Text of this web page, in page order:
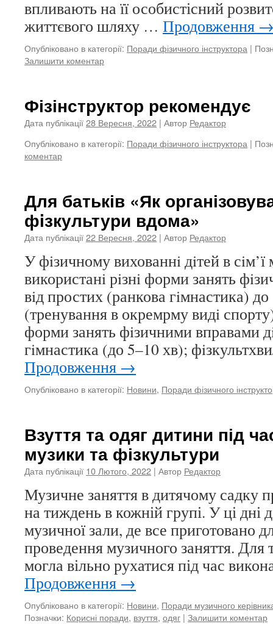
впливають на її особистісний
життєвого шляху … Продовження
Опубліковано в категорії: Поради фізичного інструктора |
Залишити коментар
Фізінструктор рекомендує
Дата публікації28 Вересня, 2022 | Автор Редактор
Опубліковано в категорії: Поради фізичного інструктора |
коментар
Для батьків «Як
фiзкультури вдома»
Дата публікації22 Вересня, 2022 | Автор Редактор
У фiзичному вихованнi дiтей в сiм’ї
використанi рiзнi форми занять
вiд простих (ранкова гiмнастика)
(тренування в окремрму видi
форми занять фiзичними вправами
гiмнастика (до 5–10 хв);
Продовження →
Опубліковано в категорії: Новини, Поради фізичного
Взуття та одяг дитини під
музики та фізкультури
Дата публікації 10 Лютого, 2022 | Автор Редактор
Музичне заняття в дитячому садку
на тиждень в кожній групі. У ці дні
музичної зали, де все приготовано
проведення музичного заняття. Для
могла вільно рухатися під час
Продовження →
Опубліковано в категорії: Новини, Поради музичного
Позначки: Корисні поради, взуття, одяг | Залишити коментар